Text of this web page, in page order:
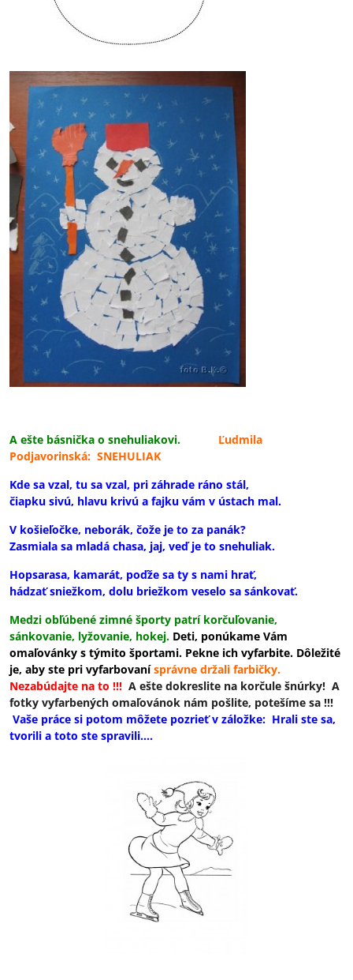
A ešte básnička o snehuliakovi.
Ľudmila
Podjavorinská: SNEHULIAK
Kde sa vzal, tu sa vzal, pri záhrade ráno stál,
čiapku sivú, hlavu krivú a fajku vám v ústach mal.
V košieľočke, neborák, čože je to za panák?
Zasmiala sa mladá chasa, jaj, veď je to snehuliak.
Hopsarasa, kamarát, poďže sa ty s nami hrať,
hádzať sniežkom, dolu briežkom veselo sa sánkovať.
Medzi obľúbené zimné športy patrí korčuľovanie,
sánkovanie, lyžovanie, hokej. Deti, ponúkame Vám
omaľovánky s týmito športami. Pekne ich vyfarbite. Dôležité
je, aby ste pri vyfarbovanísprávne držali farbičky.
Nezabúdajte na to !!! A ešte dokreslite na korčule šnúrky! A
fotky vyfarbených omaľovánok nám pošlite, potešíme sa !!!
Vaše práce si potom môžete pozrieť v záložke: Hrali ste sa,
tvorili a toto ste spravili....